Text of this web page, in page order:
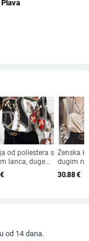
od poliestera s
lanca, duge
ovratnik
poslovni stil
Ženska
dugim
karirani
ovratnik
30.88€
od 14 dana.